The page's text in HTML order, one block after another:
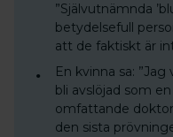
”Självutnämnda
betydelsefull
att de faktiskt är
En kvinna sa:
bli avslöjad som
omfattande
den sista